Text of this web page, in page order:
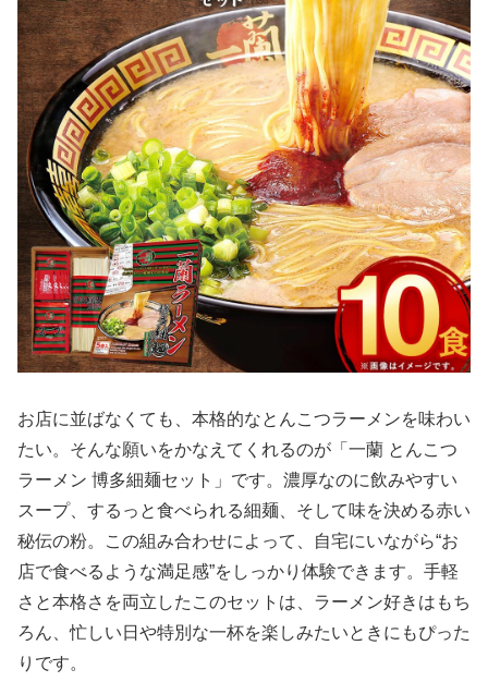
お店に並ばなくても、本格的なとんこつラーメンを味わい
たい。そんな願いをかなえてくれるのが「一蘭 とんこつ
ラーメン 博多細麺セット」です。濃厚なのに飲みやすい
スープ、するっと食べられる細麺、そして味を決める赤い
秘伝の粉。この組み合わせによって、自宅にいながら“お
店で食べるような満足感”をしっかり体験できます。手軽
さと本格さを両立したこのセットは、ラーメン好きはもち
ろん、忙しい日や特別な一杯を楽しみたいときにもぴった
りです。